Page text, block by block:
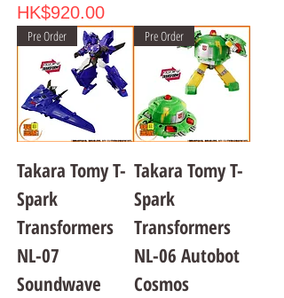
Price
HK$920.00
Pre Order
Takara Tomy T-
Spark
Transformers
NL-07
Soundwave
Pre Order
Takara Tomy T-
Spark
Transformers
NL-06 Autobot
Cosmos